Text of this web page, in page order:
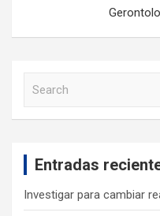
Entradas
Investigar para cambiar